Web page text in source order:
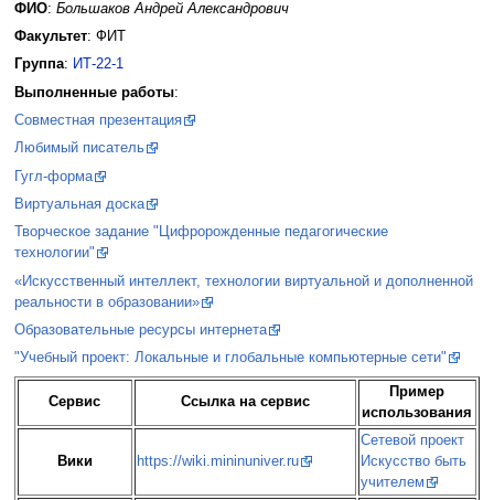
ФИО: Большаков Андрей Александрович
Факультет: ФИТ
Группа: ИТ-22-1
Выполненные работы:
Совместная презентация
Любимый писатель
Гугл-форма
Виртуальная доска
Творческое задание "Цифророжденные педагогические
технологии"
«Искусственный интеллект, технологии виртуальной и дополненной
реальности в образовании»
Образовательные ресурсы интернета
"Учебный проект: Локальные и глобальные компьютерные сети"
Сервис Ссылка на сервис
Пример
использования
Вики https://wiki.mininuniver.ru
Сетевой проект
Искусство быть
учителем